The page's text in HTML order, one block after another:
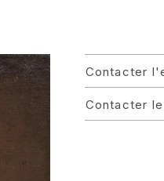
Contacter
Contacter